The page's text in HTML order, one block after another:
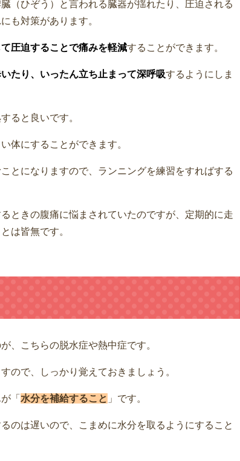
（ひぞう）と言われる臓器が揺れたり、圧迫される
も対策があります。
圧迫することで痛みを軽減することができます。
たり、いったん立ち止まって深呼吸するようにしま
ると良いです。
体にすることができます。
とになりますので、ランニングを練習をすればする
ときの腹痛に悩まされていたのですが、定期的に走
は皆無です。
、こちらの脱水症や熱中症です。
ので、しっかり覚えておきましょう。
「 水分を補給すること 」です。
のは遅いので、こまめに水分を取るようにすること